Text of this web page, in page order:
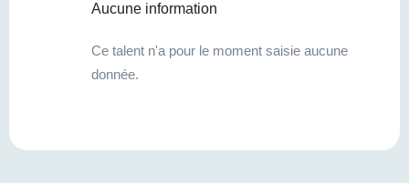
Aucune information
Ce talent n'a pour le moment saisie aucune
donnée.